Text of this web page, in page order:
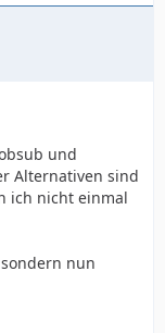
und
Alternativen sind
ich nicht einmal
nun